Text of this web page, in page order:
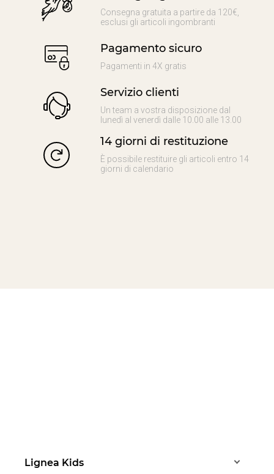
Consegna gratuita a partire da 120€,
esclusi gli articoli ingombranti
Pagamento sicuro
Pagamenti in 4X gratis
Servizio clienti
Un team a vostra disposizione dal
lunedì al venerdì dalle 10.00 alle 13.00
14 giorni di restituzione
È possibile restituire gli articoli entro 14
giorni di calendario
Lignea Kids